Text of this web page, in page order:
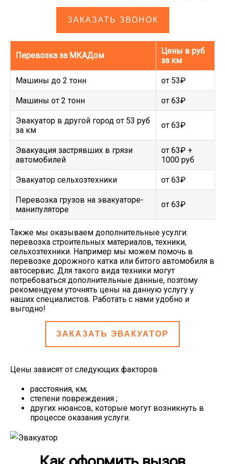
ЗАКАЗАТЬ ЗВОНОК
Перевозка за МКАДом
Цены в руб
за км
Машины до 2 тонн от 53₽
Машины от 2 тонн от 63₽
Эвакуатор в другой город от 53 руб
за км
от 63₽
Эвакуация застрявших в грязи
автомобилей
от 63₽ +
1000 руб
Эвакуатор сельхозтехники от 63₽
Перевозка грузов на эвакуаторе-
манипуляторе
от 63₽
Также мы оказываем дополнительные усулги:
перевозка строительных материалов, техники,
сельхозтехники. Например мы можем помочь в
перевозке дорожного катка или битого автомобиля в
автосервис. Для такого вида техники могут
потребоваться дополнительные данные, поэтому
рекомендуем уточнять цены на данную услугу у
наших специалистов. Работать с нами удобно и
выгодно!
ЗАКАЗАТЬ ЭВАКУАТОР
Цены зависят от следующих факторов
расстояния, км;
степени повреждения ;
других нюансов, которые могут возникнуть в
процессе оказания услуги.